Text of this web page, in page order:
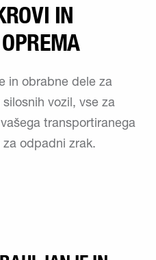
IN
in obrabne dele za
vozil, vse za
transportiranega
odpadni zrak.